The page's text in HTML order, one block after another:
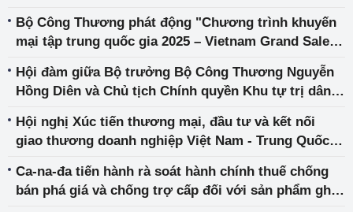
Bộ Công Thương phát động "Chương trình khuyến
mại tập trung quốc gia 2025 – Vietnam Grand Sale
Hội đàm giữa Bộ trưởng Bộ Công Thương Nguyễn
Hồng Diên và Chủ tịch Chính quyền Khu tự trị dân
Hội nghị Xúc tiến thương mại, đầu tư và kết nối
giao thương doanh nghiệp Việt Nam - Trung Quốc
Ca-na-đa tiến hành rà soát hành chính thuế chống
bán phá giá và chống trợ cấp đối với sản phẩm ghế